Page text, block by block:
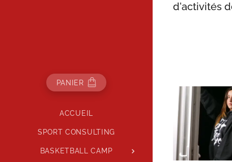
PANIER
ACCUEIL
SPORT CONSULTING
BASKETBALL CAMP
d'activités